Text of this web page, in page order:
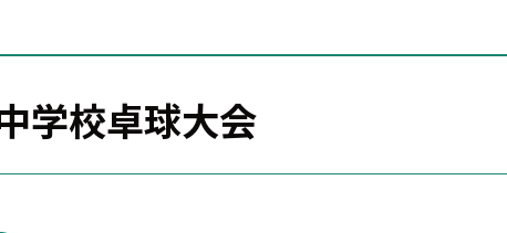
学校卓球大会